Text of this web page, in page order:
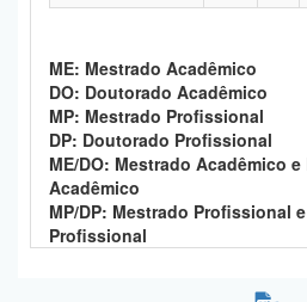
ME: Mestrado Acadêmico
DO: Doutorado Acadêmico
MP: Mestrado Profissional
DP: Doutorado Profissional
ME/DO: Mestrado Acadêmico
Acadêmico
MP/DP: Mestrado Profissional
Profissional